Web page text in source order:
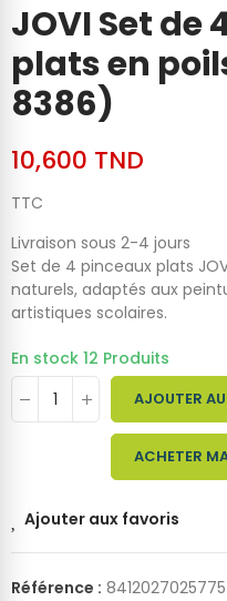
JOVI Set de
plats en
8386)
10,600 TND
TTC
Livraison sous 2-4 jours
Set de 4 pinceaux plats
naturels, adaptés aux
artistiques scolaires.
En stock 12 Produits
AJOUTER
ACHETER
Ajouter aux favoris
Référence : 8412027025775